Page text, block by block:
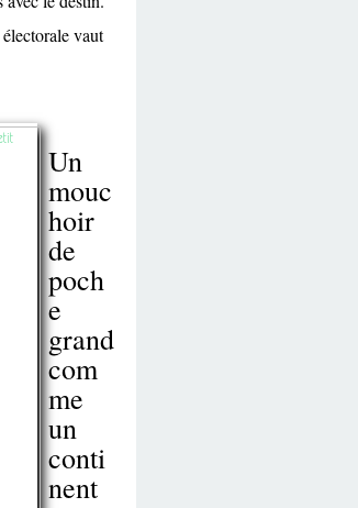
vaut
Un
mouc
hoir
de
poch
e
grand
com
me
un
conti
nent